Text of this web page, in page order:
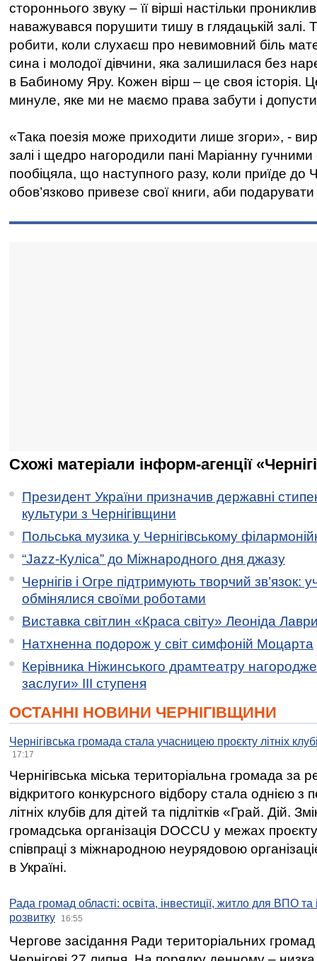
стороннього звуку – її вірші настільки
наважувався порушити тишу в глядацькій залі.
робити, коли слухаєш про невимовний біль
сина і молодої дівчини, яка залишилася без
в Бабиному Яру. Кожен вірш – це своя історія.
минуле, яке ми не маємо права забути і
«Така поезія може приходити лише згори», -
залі і щедро нагородили пані Маріанну
пообіцяла, що наступного разу, коли приїде до
обов’язково привезе свої книги, аби
Схожі матеріали інформ-агенції
Президент України призначив державні
культури з Чернігівщини
Польська музика у Чернігівському
“Jazz-Куліса” до Міжнародного дня джазу
Чернігів і Огре підтримують творчий зв’язок:
обмінялися своїми роботами
Виставка світлин «Краса світу» Леоніда
Натхненна подорож у світ симфоній Моцарта
Керівника Ніжинського драмтеатру
заслуги» ІІІ ступеня
ОСТАННІ НОВИНИ ЧЕРНІГІВЩИНИ
Чернігівська громада стала учасницею проєкту літніх
17:17
Чернігівська міська територіальна громада за
відкритого конкурсного відбору стала однією
літніх клубів для дітей та підлітків «Грай. Дій.
громадська організація DOCCU у межах
співпраці з міжнародною неурядовою
в Україні.
Рада громад області: освіта, інвестиції, житло для ВПО
розвитку
16:55
Чергове засідання Ради територіальних громад